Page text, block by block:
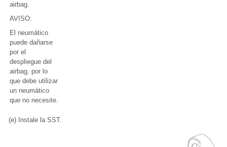
airbag.
AVISO:
El neumático
puede dañarse
por el
despliegue del
airbag, por lo
que debe utilizar
un neumático
que no necesite.
(e) Instale la SST.